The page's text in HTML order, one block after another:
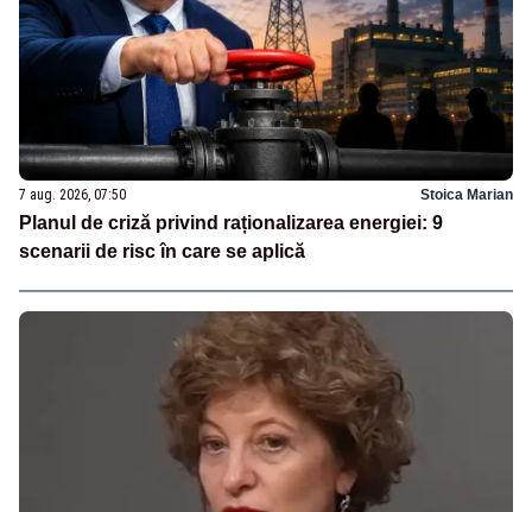
7 aug. 2026, 07:50 Stoica Marian
Planul de criză privind raționalizarea energiei: 9
scenarii de risc în care se aplică